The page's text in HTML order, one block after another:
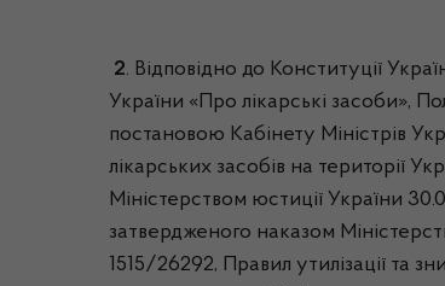
2. Відповідно до Конституції
України «Про лікарські засоби»,
постановою Кабінету Міністрів
лікарських засобів на території
Міністерством юстиції України
затвердженого наказом
1515/26292, Правил утилізації та